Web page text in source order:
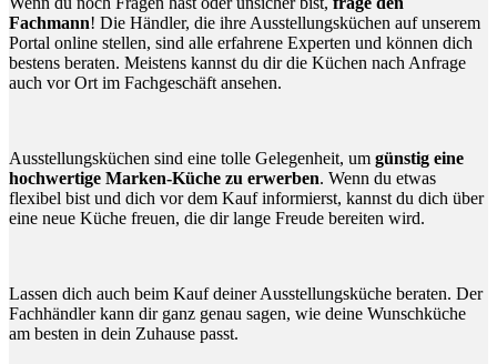
Fachmann! Die Händler, die ihre Ausstellungsküchen auf unserem
Portal online stellen, sind alle erfahrene Experten und können dich
bestens beraten. Meistens kannst du dir die Küchen nach Anfrage
auch vor Ort im Fachgeschäft ansehen.
Ausstellungsküchen sind eine tolle Gelegenheit, um günstig eine
hochwertige Marken-Küche zu erwerben. Wenn du etwas
flexibel bist und dich vor dem Kauf informierst, kannst du dich über
eine neue Küche freuen, die dir lange Freude bereiten wird.
Lassen dich auch beim Kauf deiner Ausstellungsküche beraten. Der
Fachhändler kann dir ganz genau sagen, wie deine Wunschküche
am besten in dein Zuhause passt.